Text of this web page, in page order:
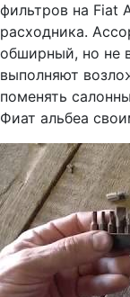
фильтров на Fiat
расходника.
обширный, но не
выполняют
поменять
Фиат альбеа